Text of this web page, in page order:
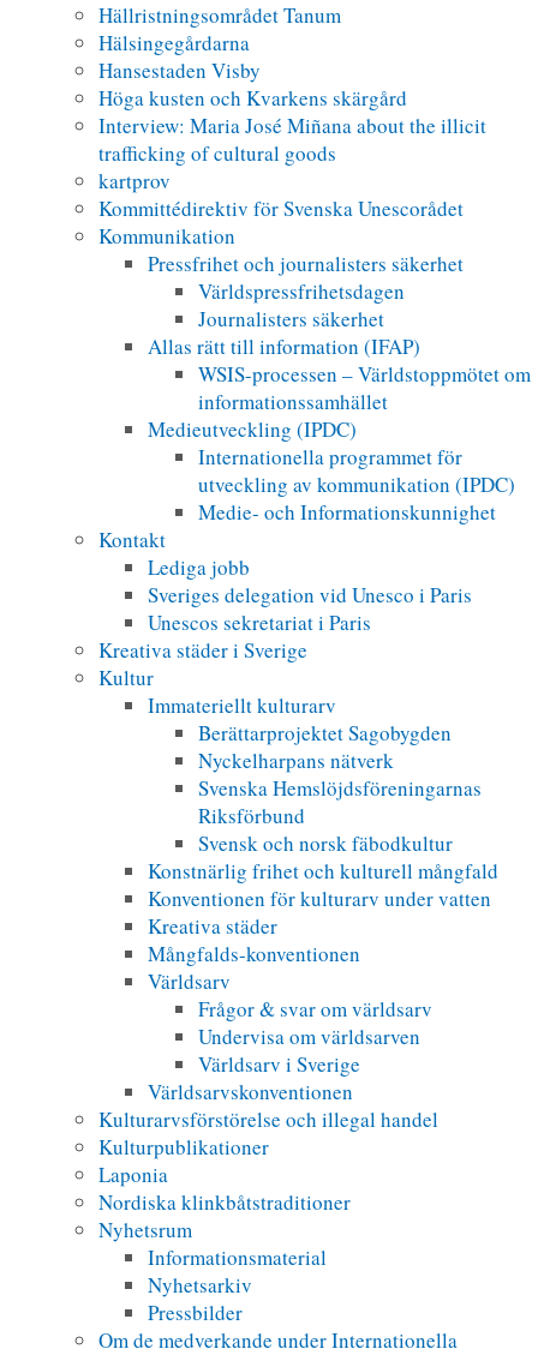
Hällristningsområdet Tanum
Hälsingegårdarna
Hansestaden Visby
Höga kusten och Kvarkens skärgård
Interview: Maria José Miñana about the illicit
trafficking of cultural goods
kartprov
Kommittédirektiv för Svenska Unescorådet
Kommunikation
Pressfrihet och journalisters säkerhet
Världspressfrihetsdagen
Journalisters säkerhet
Allas rätt till information (IFAP)
WSIS-processen – Världstoppmötet om
informationssamhället
Medieutveckling (IPDC)
Internationella programmet för
utveckling av kommunikation (IPDC)
Medie- och Informationskunnighet
Kontakt
Lediga jobb
Sveriges delegation vid Unesco i Paris
Unescos sekretariat i Paris
Kreativa städer i Sverige
Kultur
Immateriellt kulturarv
Berättarprojektet Sagobygden
Nyckelharpans nätverk
Svenska Hemslöjdsföreningarnas
Riksförbund
Svensk och norsk fäbodkultur
Konstnärlig frihet och kulturell mångfald
Konventionen för kulturarv under vatten
Kreativa städer
Mångfalds-konventionen
Världsarv
Frågor & svar om världsarv
Undervisa om världsarven
Världsarv i Sverige
Världsarvskonventionen
Kulturarvsförstörelse och illegal handel
Kulturpublikationer
Laponia
Nordiska klinkbåtstraditioner
Nyhetsrum
Informationsmaterial
Nyhetsarkiv
Pressbilder
Om de medverkande under Internationella